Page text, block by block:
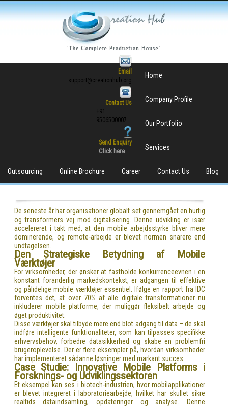
Email
support@creationhub.org
Contact Us
+91
9506500007
Send Enquiry
Click here
Home
Company Profile
Our Portfolio
Services
Outsourcing Online Brochure Career Contact Us Blog
De seneste år har organisationer globalt set gennemgået en hurtig
og transformers vej mod digitalisering. Denne udvikling er især
accelereret i takt med, at den mobile arbejdsstyrke bliver mere
dominerende, og remote-arbejde er blevet normen snarere end
undtagelsen.
Den Strategiske Betydning af Mobile
Værktøjer
For virksomheder, der ønsker at fastholde konkurrenceevnen i en
konstant foranderlig markedskontekst, er adgangen til effektive
og pålidelige mobile værktøjer essentiel. Ifølge en rapport fra IDC
forventes det, at over 70% af alle digitale transformationer nu
inkluderer mobile platforme, der muliggør fleksibelt arbejde og
øget produktivitet.
Disse værktøjer skal tilbyde mere end blot adgang til data – de skal
indføre intelligente funktionaliteter, som kan tilpasses specifikke
erhvervsbehov, forbedre datasikkerhed og skabe en problemfri
brugeroplevelse. Der er flere eksempler på, hvordan virksomheder
har implementeret sådanne løsninger med markant succes.
Case Studie: Innovative Mobile Platforms i
Forsknings- og Udviklingssektoren
Et eksempel kan ses i biotech-industrien, hvor mobilapplikationer
er blevet integreret i laboratoriearbejde, hvilket har skullet sikre
realtids dataindsamling, opdateringer og analyse. Denne